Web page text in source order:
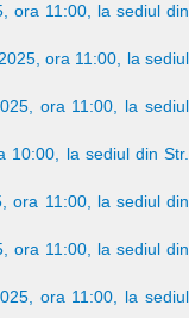
ora 11:00, la sediul din
ora 11:00, la sediul
ora 11:00, la sediul
10:00, la sediul din Str.
ora 11:00, la sediul din
ora 11:00, la sediul din
ora 11:00, la sediul